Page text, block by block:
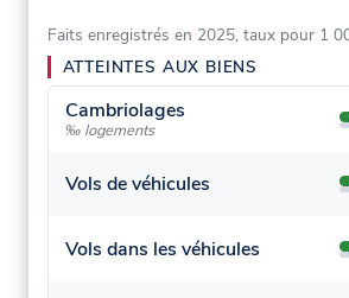
Faits enregistrés en 2025, taux pour 1
ATTEINTES AUX BIENS
Cambriolages
‰ logements
Vols de véhicules
Vols dans les véhicules